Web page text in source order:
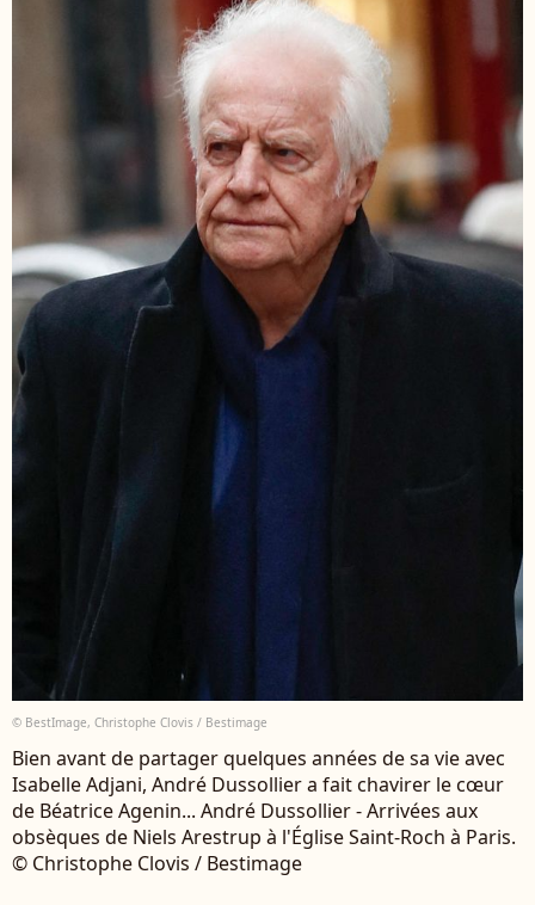
© BestImage, Christophe Clovis / Bestimage
Bien avant de partager quelques années de sa vie avec
Isabelle Adjani, André Dussollier a fait chavirer le cœur
de Béatrice Agenin... André Dussollier - Arrivées aux
obsèques de Niels Arestrup à l'Église Saint-Roch à Paris.
© Christophe Clovis / Bestimage